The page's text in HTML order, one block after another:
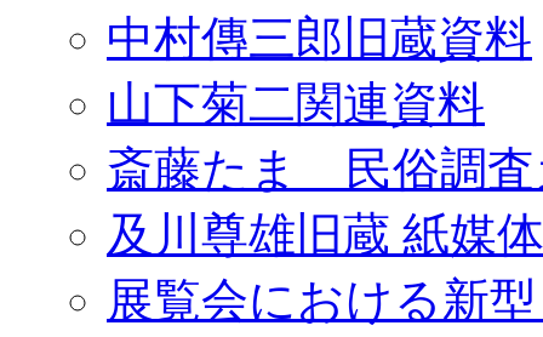
中村傳三郎旧蔵資料
山下菊二関連資料
斎藤たま 民俗調査
及川尊雄旧蔵 紙媒
展覧会における新